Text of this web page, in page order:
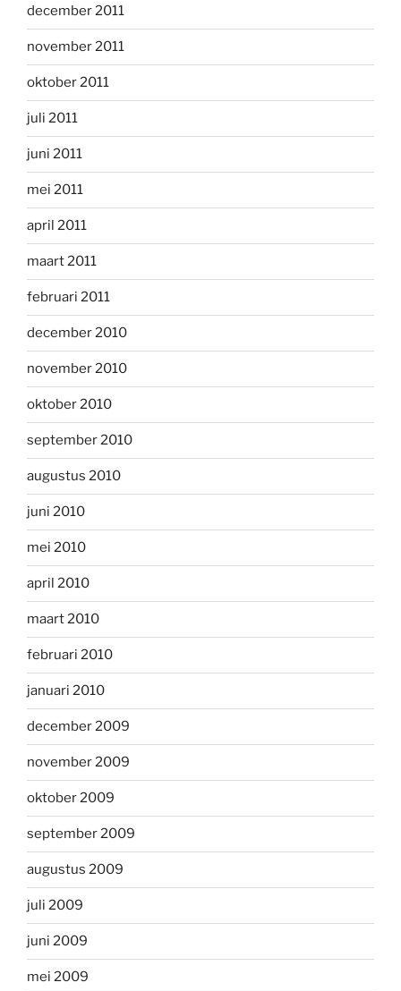
december 2011
november 2011
oktober 2011
juli 2011
juni 2011
mei 2011
april 2011
maart 2011
februari 2011
december 2010
november 2010
oktober 2010
september 2010
augustus 2010
juni 2010
mei 2010
april 2010
maart 2010
februari 2010
januari 2010
december 2009
november 2009
oktober 2009
september 2009
augustus 2009
juli 2009
juni 2009
mei 2009